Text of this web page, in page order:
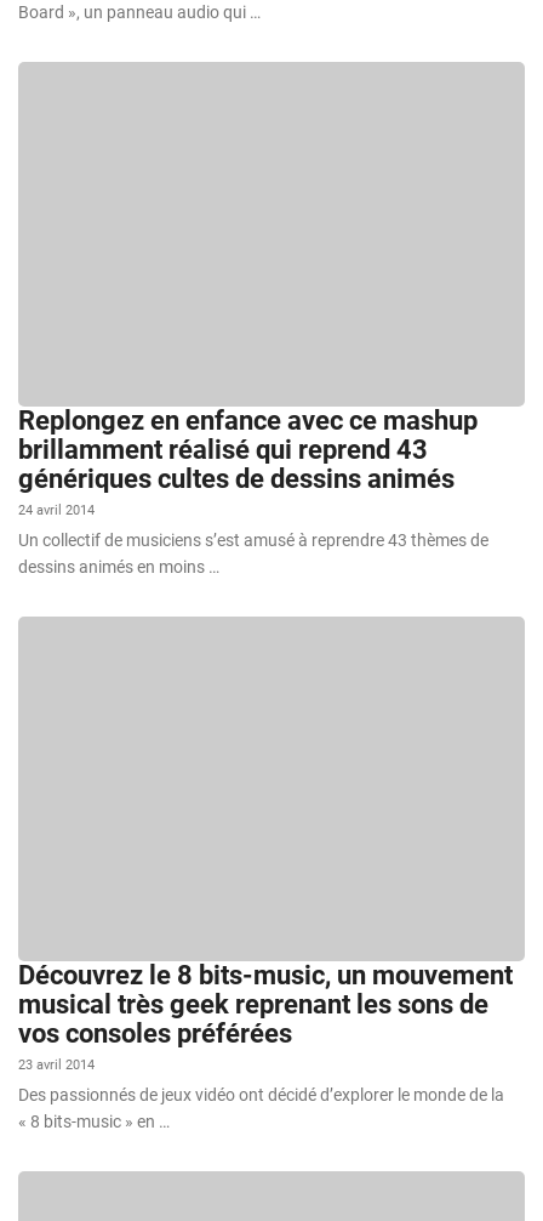
Board », un panneau audio qui …
Replongez en enfance avec ce mashup
brillamment réalisé qui reprend 43
génériques cultes de dessins animés
24 avril 2014
Un collectif de musiciens s’est amusé à reprendre 43 thèmes de
dessins animés en moins …
Découvrez le 8 bits-music, un mouvement
musical très geek reprenant les sons de
vos consoles préférées
23 avril 2014
Des passionnés de jeux vidéo ont décidé d’explorer le monde de la
« 8 bits-music » en …